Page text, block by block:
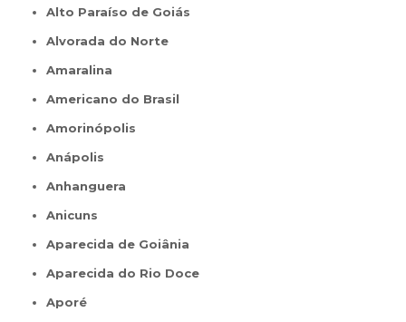
Alto Paraíso de Goiás
Alvorada do Norte
Amaralina
Americano do Brasil
Amorinópolis
Anápolis
Anhanguera
Anicuns
Aparecida de Goiânia
Aparecida do Rio Doce
Aporé